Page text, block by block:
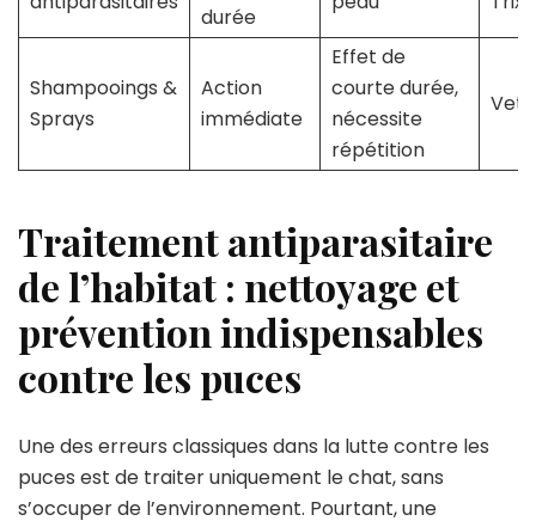
durée
Shampooings &
Sprays
Action
immédiate
Effet de
courte durée,
nécessite
répétition
Traitement antiparasitaire
de l’habitat : nettoyage et
prévention indispensables
contre les puces
Une des erreurs classiques dans la lutte contre les
puces est de traiter uniquement le chat, sans
s’occuper de l’environnement. Pourtant, une